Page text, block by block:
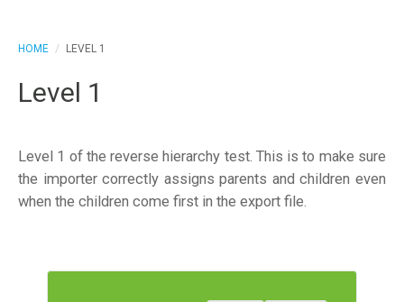
HOME / LEVEL 1
Level 1
Level 1 of the reverse hierarchy test. This is to make sure
the importer correctly assigns parents and children even
when the children come first in the export file.